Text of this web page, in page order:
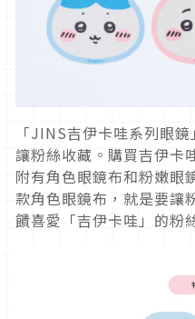
「JINS吉伊卡哇系列眼
讓粉絲收藏。購買吉伊卡
附有角色眼鏡布和粉嫩眼
款角色眼鏡布，就是要讓
饋喜愛「吉伊卡哇」的粉